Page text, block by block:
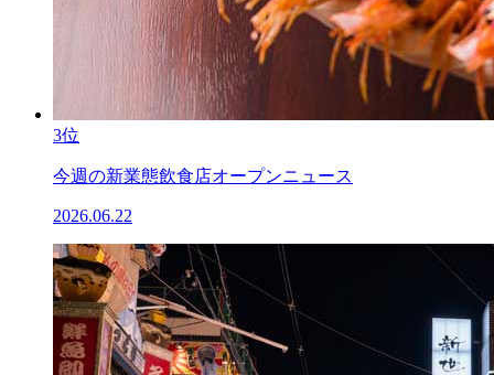
3位
今週の新業態飲食店オープンニュース
2026.06.22